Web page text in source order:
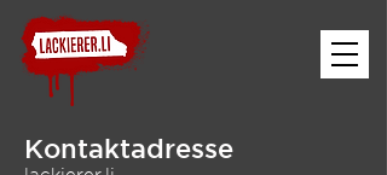
Kontaktadresse